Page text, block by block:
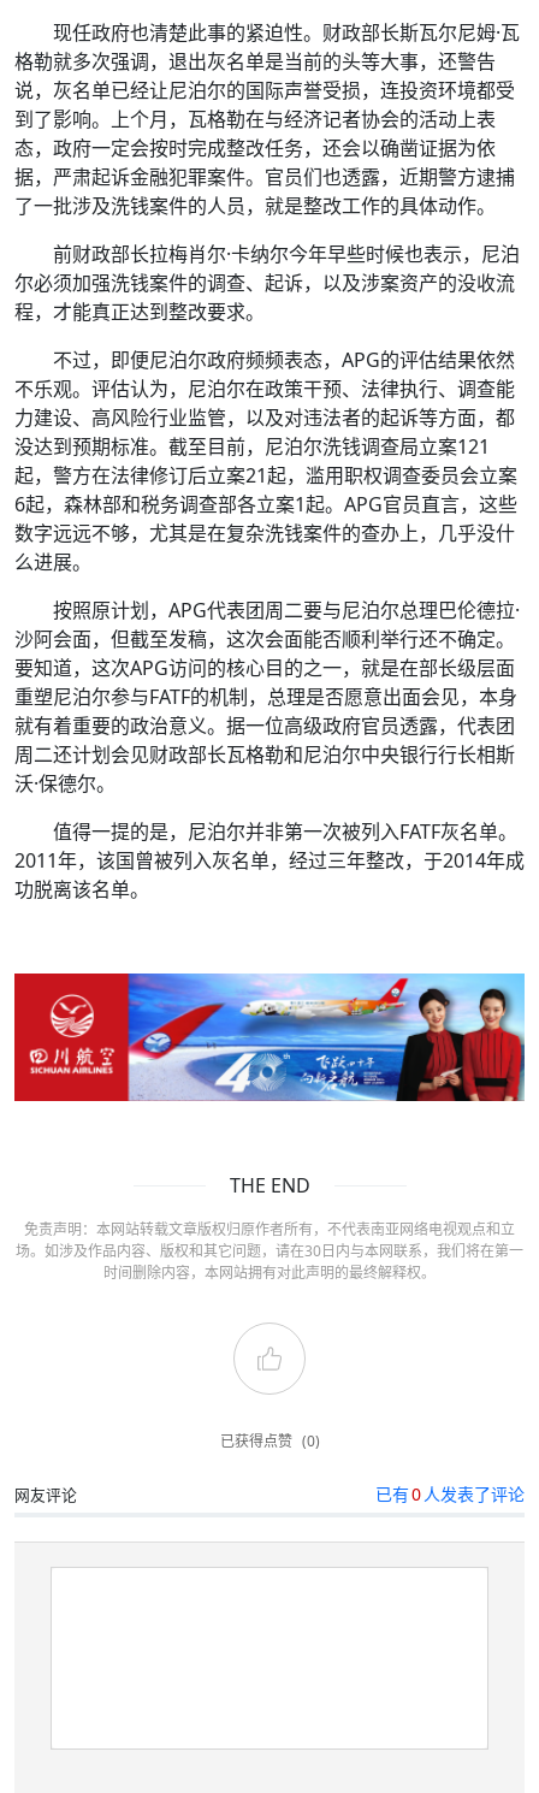
现任政府也清楚此事的紧迫性。财政部长斯瓦尔尼姆·瓦
格勒就多次强调，退出灰名单是当前的头等大事，还警告
说，灰名单已经让尼泊尔的国际声誉受损，连投资环境都受
到了影响。上个月，瓦格勒在与经济记者协会的活动上表
态，政府一定会按时完成整改任务，还会以确凿证据为依
据，严肃起诉金融犯罪案件。官员们也透露，近期警方逮捕
了一批涉及洗钱案件的人员，就是整改工作的具体动作。
前财政部长拉梅肖尔·卡纳尔今年早些时候也表示，尼泊
尔必须加强洗钱案件的调查、起诉，以及涉案资产的没收流
程，才能真正达到整改要求。
不过，即便尼泊尔政府频频表态，APG的评估结果依然
不乐观。评估认为，尼泊尔在政策干预、法律执行、调查能
力建设、高风险行业监管，以及对违法者的起诉等方面，都
没达到预期标准。截至目前，尼泊尔洗钱调查局立案121
起，警方在法律修订后立案21起，滥用职权调查委员会立案
6起，森林部和税务调查部各立案1起。APG官员直言，这些
数字远远不够，尤其是在复杂洗钱案件的查办上，几乎没什
么进展。
按照原计划，APG代表团周二要与尼泊尔总理巴伦德拉·
沙阿会面，但截至发稿，这次会面能否顺利举行还不确定。
要知道，这次APG访问的核心目的之一，就是在部长级层面
重塑尼泊尔参与FATF的机制，总理是否愿意出面会见，本身
就有着重要的政治意义。据一位高级政府官员透露，代表团
周二还计划会见财政部长瓦格勒和尼泊尔中央银行行长相斯
沃·保德尔。
值得一提的是，尼泊尔并非第一次被列入FATF灰名单。
2011年，该国曾被列入灰名单，经过三年整改，于2014年成
功脱离该名单。
THE END
免责声明：本网站转载文章版权归原作者所有，不代表南亚网络电视观点和立
场。如涉及作品内容、版权和其它问题，请在30日内与本网联系，我们将在第一
时间删除内容，本网站拥有对此声明的最终解释权。
已获得点赞 (0)
网友评论 已有0人发表了评论